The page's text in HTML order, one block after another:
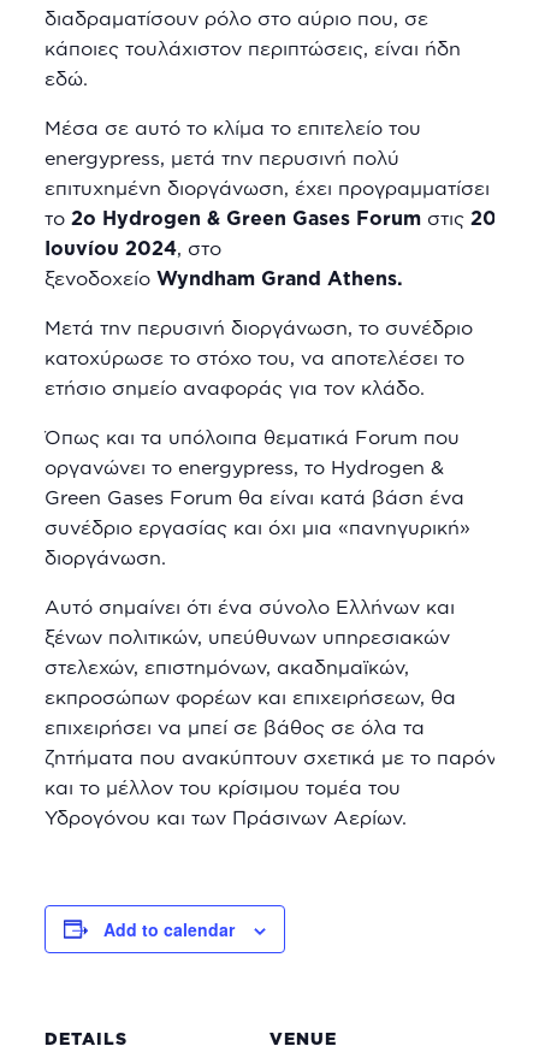
διαδραματίσουν ρόλο στο αύριο που, σε
κάποιες τουλάχιστον περιπτώσεις, είναι ήδη
εδώ.
Μέσα σε αυτό το κλίμα το επιτελείο του
energypress, μετά την περυσινή πολύ
επιτυχημένη διοργάνωση, έχει προγραμματίσει
το 2o Hydrogen & Green Gases Forumστις 20
Ιουνίου 2024, στο
ξενοδοχείο Wyndham Grand Athens.
Μετά την περυσινή διοργάνωση, το συνέδριο
κατοχύρωσε το στόχο του, να αποτελέσει το
ετήσιο σημείο αναφοράς για τον κλάδο.
Όπως και τα υπόλοιπα θεματικά Forum που
οργανώνει το energypress, το Hydrogen &
Green Gases Forum θα είναι κατά βάση ένα
συνέδριο εργασίας και όχι μια «πανηγυρική»
διοργάνωση.
Αυτό σημαίνει ότι ένα σύνολο Ελλήνων και
ξένων πολιτικών, υπεύθυνων υπηρεσιακών
στελεχών, επιστημόνων, ακαδημαϊκών,
εκπροσώπων φορέων και επιχειρήσεων, θα
επιχειρήσει να μπεί σε βάθος σε όλα τα
ζητήματα που ανακύπτουν σχετικά με το παρόν
και το μέλλον του κρίσιμου τομέα του
Υδρογόνου και των Πράσινων Αερίων.
Add to calendar
DETAILS VENUE